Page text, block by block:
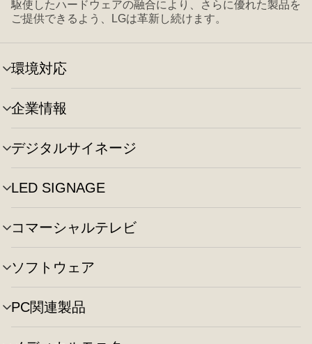
駆使したハードウェアの融合により、さらに優れた製品を
ご提供できるよう、LGは革新し続けます。
環境対応
メ
ニ
ュ
ー
の
切
り
替
え
企業情報
メ
ニ
ュ
ー
の
切
替
え
デジタルサイネージ
メ
ニ
ュ
ー
の
切
替
え
LED SIGNAGE
メ
ニ
ュ
ー
の
切
り
替
え
コマーシャルテレビ
メ
ニ
ュ
ー
の
切
替
ソフトウェア
メ
ニ
ュ
ー
の
PC関連製品
メ
ニ
ュ